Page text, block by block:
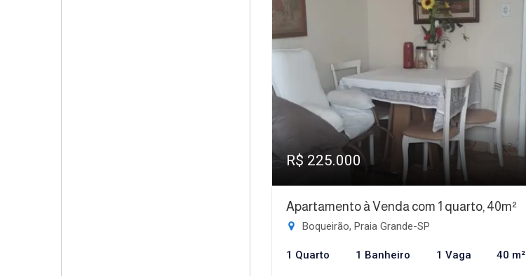
R$ 225.000
Apartamento à Venda com 1 quarto, 40m²
Boqueirão, Praia Grande-SP
1 Quarto 1 Banheiro 1 Vaga 40 m²